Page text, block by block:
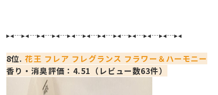
▸◂┄▸◂┄▸◂┄▸◂┄▸◂┄▸◂┄▸◂┄▸◂┄▸◂┄▸◂┄▸◂┄▸◂
8位.花王 フレア フレグランス フラワー＆ハーモニー
香り・消臭評価：4.51（レビュー数63件）